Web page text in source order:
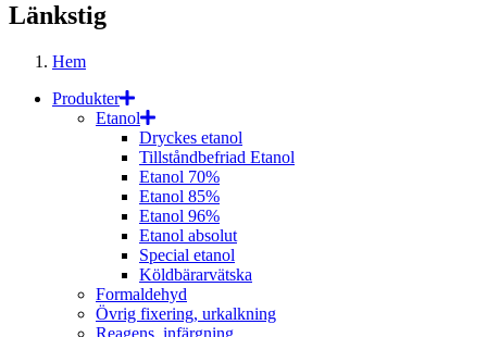
Länkstig
Hem
Produkter
Etanol
Dryckes etanol
Tillståndbefriad Etanol
Etanol 70%
Etanol 85%
Etanol 96%
Etanol absolut
Special etanol
Köldbärarvätska
Formaldehyd
Övrig fixering, urkalkning